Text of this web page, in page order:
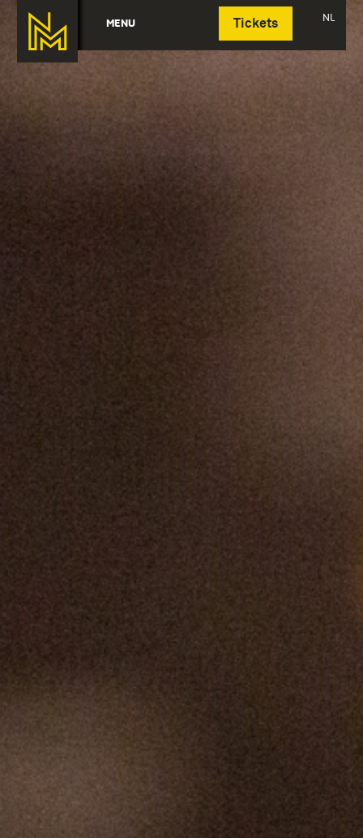
MENU Tickets NL
Deutsch